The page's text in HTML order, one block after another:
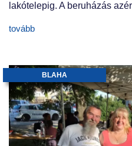
lakótelepig. A beruházás
tovább
BLAHA